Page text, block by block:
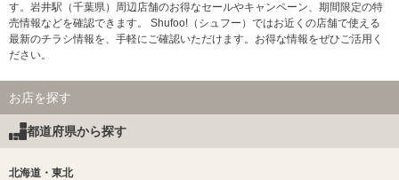
す。岩井駅（千葉県）周辺店舗のお得なセールやキャンペーン、期間限定の特
売情報などを確認できます。 Shufoo!（シュフー）ではお近くの店舗で使える
最新のチラシ情報を、手軽にご確認いただけます。お得な情報をぜひご活用く
ださい。
お店を探す
都道府県から探す
北海道・東北